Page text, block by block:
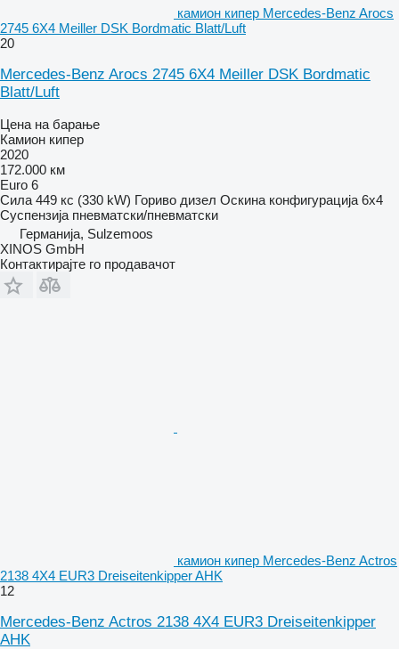
камион кипер Mercedes-Benz Arocs
2745 6X4 Meiller DSK Bordmatic Blatt/Luft
20
Mercedes-Benz Arocs 2745 6X4 Meiller DSK Bordmatic
Blatt/Luft
Цена на барање
Камион кипер
2020
172.000 км
Euro 6
Сила 449 кс (330 kW) Гориво дизел Оскина конфигурација 6x4
Суспензија пневматски/пневматски
Германија, Sulzemoos
XINOS GmbH
Контактирајте го продавачот
камион кипер Mercedes-Benz Actros
2138 4X4 EUR3 Dreiseitenkipper AHK
12
Mercedes-Benz Actros 2138 4X4 EUR3 Dreiseitenkipper
AHK